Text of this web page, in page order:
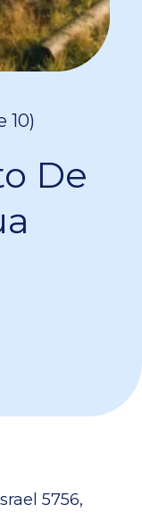
10)
De
5756,